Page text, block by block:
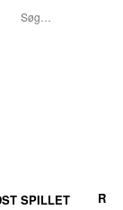
SPILLET R